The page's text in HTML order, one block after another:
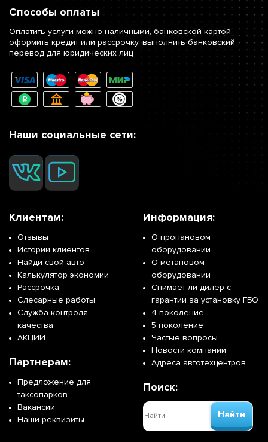
Способы оплаты
Оплатить услуги можно наличными, банковской картой,
оформить кредит или рассрочку, выполнить банковский
перевод для юридических лиц
Наши социальные сети:
Клиентам:
Отзывы
Истории клиентов
Найди свой авто
Калькулятор экономии
Рассрочка
Слесарные работы
Служба контроля
качества
АКЦИИ
Партнерам:
Предложение для
таксопарков
Вакансии
Наши реквизиты
Информация:
О пропановом
оборудовании
О метановом
оборудовании
Снимает ли дилер с
гарантии за установку ГБО
4 поколение
5 поколение
Частые вопросы
Новости компании
Адреса автотехцентров
Поиск:
Найти